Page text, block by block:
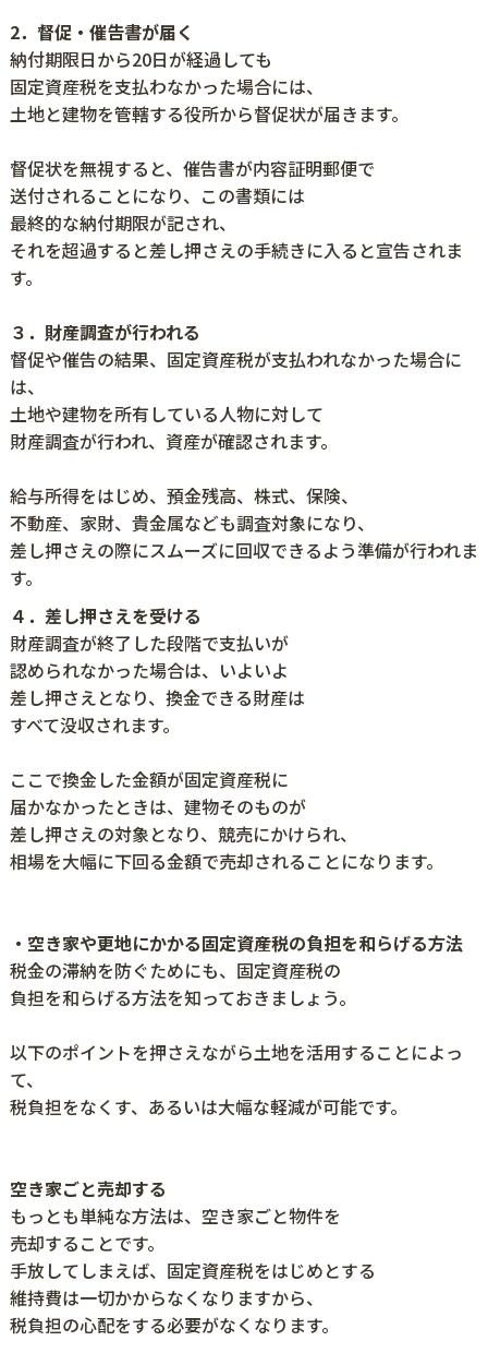
2．督促・催告書が届く
納付期限日から20日が経過しても
固定資産税を支払わなかった場合には、
土地と建物を管轄する役所から督促状が届きます。
督促状を無視すると、催告書が内容証明郵便で
送付されることになり、この書類には
最終的な納付期限が記され、
それを超過すると差し押さえの手続きに入ると宣告されま
す。
３．財産調査が行われる
督促や催告の結果、固定資産税が支払われなかった場合に
は、
土地や建物を所有している人物に対して
財産調査が行われ、資産が確認されます。
給与所得をはじめ、預金残高、株式、保険、
不動産、家財、貴金属なども調査対象になり、
差し押さえの際にスムーズに回収できるよう準備が行われま
す。
４．差し押さえを受ける
財産調査が終了した段階で支払いが
認められなかった場合は、いよいよ
差し押さえとなり、換金できる財産は
すべて没収されます。
ここで換金した金額が固定資産税に
届かなかったときは、建物そのものが
差し押さえの対象となり、競売にかけられ、
相場を大幅に下回る金額で売却されることになります。
・空き家や更地にかかる固定資産税の負担を和らげる方法
税金の滞納を防ぐためにも、固定資産税の
負担を和らげる方法を知っておきましょう。
以下のポイントを押さえながら土地を活用することによっ
て、
税負担をなくす、あるいは大幅な軽減が可能です。
空き家ごと売却する
もっとも単純な方法は、空き家ごと物件を
売却することです。
手放してしまえば、固定資産税をはじめとする
維持費は一切かからなくなりますから、
税負担の心配をする必要がなくなります。